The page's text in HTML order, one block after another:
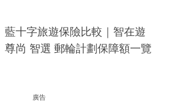
藍十字旅遊保險比較｜智在遊
尊尚 智選 郵輪計劃保障額一覽
廣告